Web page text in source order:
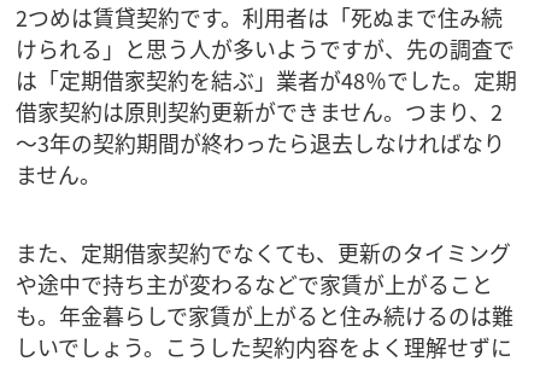
2つめは賃貸契約です。利用者は「死ぬまで住み続
けられる」と思う人が多いようですが、先の調査で
は「定期借家契約を結ぶ」業者が48％でした。定期
借家契約は原則契約更新ができません。つまり、2
～3年の契約期間が終わったら退去しなければなり
ません。
また、定期借家契約でなくても、更新のタイミング
や途中で持ち主が変わるなどで家賃が上がること
も。年金暮らしで家賃が上がると住み続けるのは難
しいでしょう。こうした契約内容をよく理解せずに